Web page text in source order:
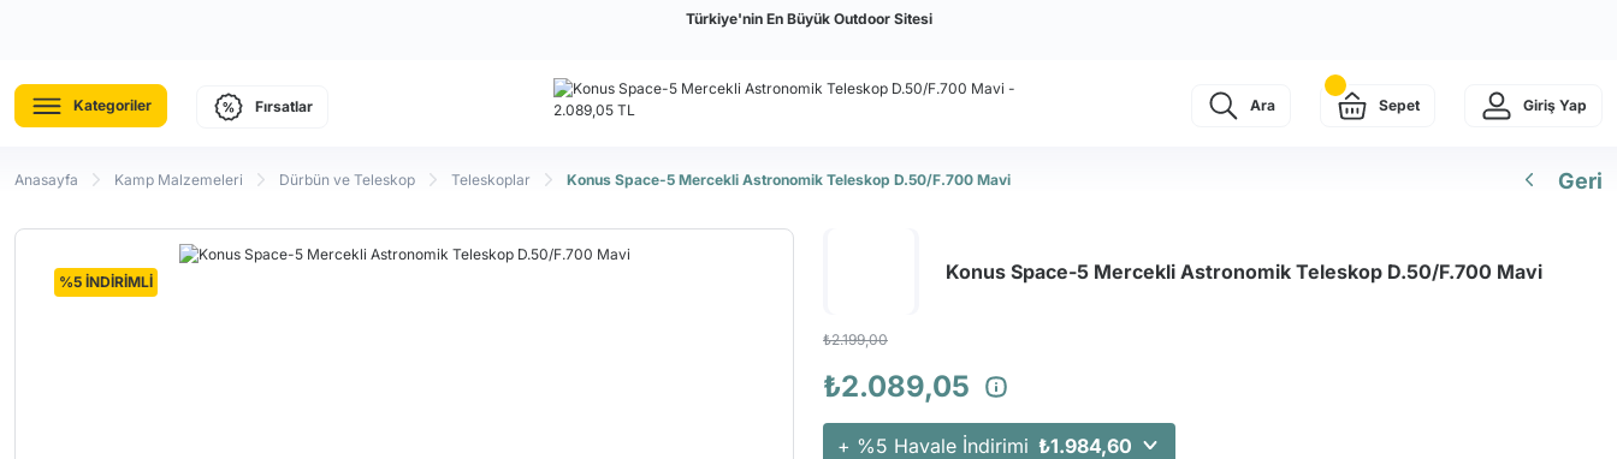
Türkiye'nin En Büyük Outdoor Sitesi
Kategoriler Fırsatlar Ara Sepet Giriş Yap
Anasayfa Kamp Malzemeleri Dürbün ve Teleskop Teleskoplar Konus Space-5 Mercekli Astronomik Teleskop D.50/F.700 Mavi Geri
%5 İNDİRİMLİ Konus Space-5 Mercekli Astronomik Teleskop D.50/F.700 Mavi
₺2.199,00
₺2.089,05
+ %5 Havale İndirimi ₺1.984,60